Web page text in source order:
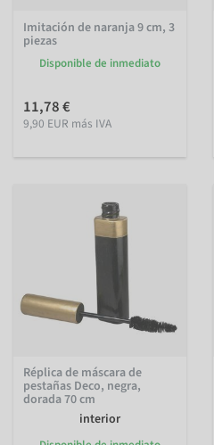
Imitación de naranja 9 cm, 3
piezas
Disponible de inmediato
11,78 €
9,90 EUR más IVA
Réplica de máscara de
pestañas Deco, negra,
dorada 70 cm
interior